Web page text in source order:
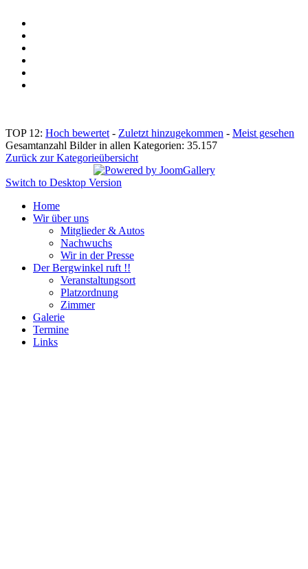
TOP 12: Hoch bewertet - Zuletzt hinzugekommen - Meist gesehen
Gesamtanzahl Bilder in allen Kategorien: 35.157
Zurück zur Kategorieübersicht
Switch to Desktop Version
Home
Wir über uns
Mitglieder & Autos
Nachwuchs
Wir in der Presse
Der Bergwinkel ruft !!
Veranstaltungsort
Platzordnung
Zimmer
Galerie
Termine
Links